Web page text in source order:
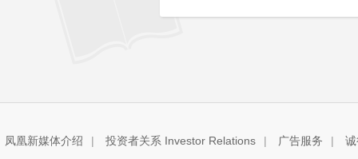
凤凰新媒体介绍 | 投资者关系 Investor Relations | 广告服务 |